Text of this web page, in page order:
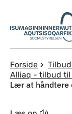
Forside
Alliaq - tilbud til
Lær at håndtere